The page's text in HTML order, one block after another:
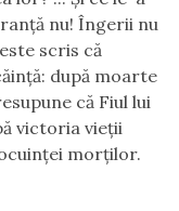
nu! Îngerii nu
scris că
după moarte
că Fiul lui
victoria vieții
morților.